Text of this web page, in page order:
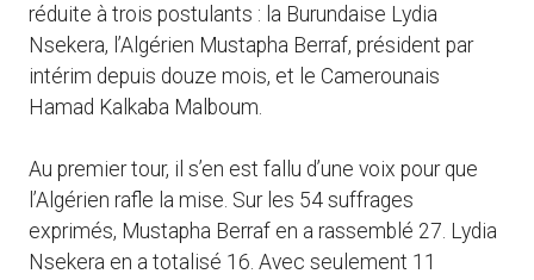
réduite à trois postulants : la Burundaise Lydia
Nsekera, l’Algérien Mustapha Berraf, président par
intérim depuis douze mois, et le Camerounais
Hamad Kalkaba Malboum.
Au premier tour, il s’en est fallu d’une voix pour que
l’Algérien rafle la mise. Sur les 54 suffrages
exprimés, Mustapha Berraf en a rassemblé 27. Lydia
Nsekera en a totalisé 16. Avec seulement 11